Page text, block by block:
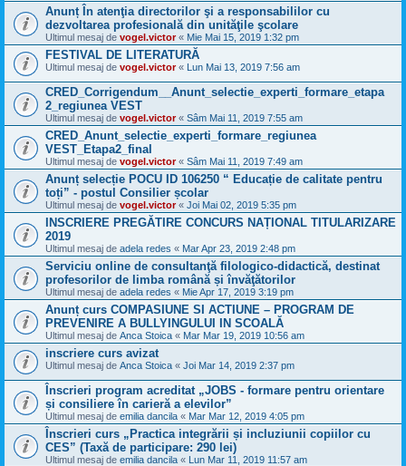
Anunț În atenţia directorilor şi a responsabililor cu
dezvoltarea profesională din unităţile şcolare
Ultimul mesaj de vogel.victor« Mie Mai 15, 2019 1:32 pm
FESTIVAL DE LITERATURĂ
Ultimul mesaj de vogel.victor« Lun Mai 13, 2019 7:56 am
CRED_Corrigendum__Anunt_selectie_experti_formare_etapa
2_regiunea VEST
Ultimul mesaj de vogel.victor« Sâm Mai 11, 2019 7:55 am
CRED_Anunt_selectie_experti_formare_regiunea
VEST_Etapa2_final
Ultimul mesaj de vogel.victor« Sâm Mai 11, 2019 7:49 am
Anunț selecție POCU ID 106250 “ Educație de calitate pentru
toți” - postul Consilier școlar
Ultimul mesaj de vogel.victor« Joi Mai 02, 2019 5:35 pm
INSCRIERE PREGĂTIRE CONCURS NAȚIONAL TITULARIZARE
2019
Ultimul mesaj de adela redes « Mar Apr 23, 2019 2:48 pm
Serviciu online de consultanţă filologico-didactică, destinat
profesorilor de limba română și învăţătorilor
Ultimul mesaj de adela redes « Mie Apr 17, 2019 3:19 pm
Anunț curs COMPASIUNE SI ACTIUNE – PROGRAM DE
PREVENIRE A BULLYINGULUI IN SCOALĂ
Ultimul mesaj de Anca Stoica « Mar Mar 19, 2019 10:56 am
inscriere curs avizat
Ultimul mesaj de Anca Stoica « Joi Mar 14, 2019 2:37 pm
Înscrieri program acreditat „JOBS - formare pentru orientare
și consiliere în carieră a elevilor”
Ultimul mesaj de emilia dancila « Mar Mar 12, 2019 4:05 pm
Înscrieri curs „Practica integrării și incluziunii copiilor cu
CES” (Taxă de participare: 290 lei)
Ultimul mesaj de emilia dancila « Lun Mar 11, 2019 11:57 am